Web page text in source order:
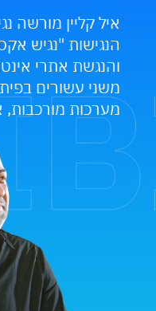
איל קליין מורשה
הנגישות "נגיש
והנגשת אתרי
משני עשורים
מערכות מורכבות,